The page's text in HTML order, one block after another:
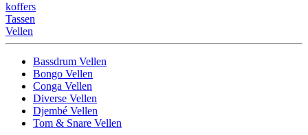
koffers
Tassen
Vellen
Bassdrum Vellen
Bongo Vellen
Conga Vellen
Diverse Vellen
Djembé Vellen
Tom & Snare Vellen